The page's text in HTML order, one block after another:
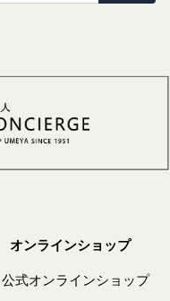
オンラインショップ
公式オンラインショップ